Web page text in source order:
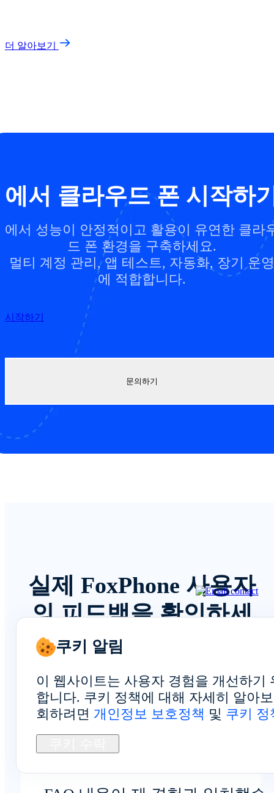
더 알아보기
에서 클라우드 폰 시작하
에서 성능이 안정적이고 활용이 유연한 클라
드 폰 환경을 구축하세요.
멀티 계정 관리, 앱 테스트, 자동화, 장기 운영
에 적합합니다.
시작하기
문의하기
실제 FoxPhone 사용자
의 피드백을 확인하세
전반적인 경험
쿠키 알림
이 웹사이트는 사용자 경험을 개선하기
합니다. 쿠키 정책에 대해 자세히 알아
회하려면 개인정보 보호정책 및 쿠키 정